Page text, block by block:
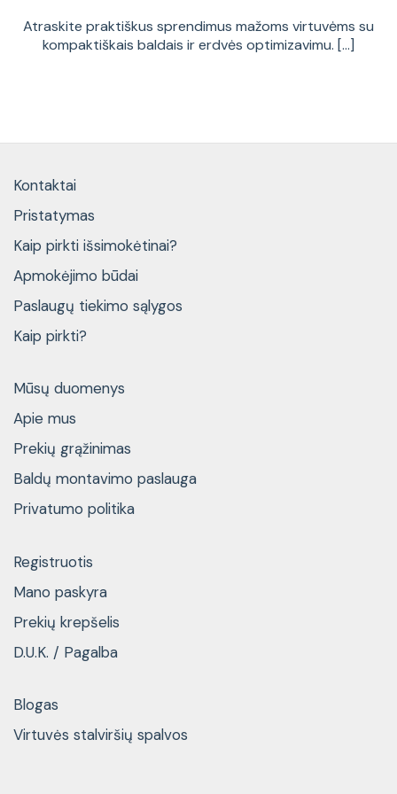
Atraskite praktiškus sprendimus mažoms virtuvėms su
kompaktiškais baldais ir erdvės optimizavimu. [...]
Kontaktai
Pristatymas
Kaip pirkti išsimokėtinai?
Apmokėjimo būdai
Paslaugų tiekimo sąlygos
Kaip pirkti?
Mūsų duomenys
Apie mus
Prekių grąžinimas
Baldų montavimo paslauga
Privatumo politika
Registruotis
Mano paskyra
Prekių krepšelis
D.U.K. / Pagalba
Blogas
Virtuvės stalviršių spalvos